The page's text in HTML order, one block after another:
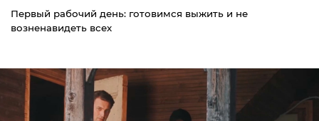
Первый рабочий день: готовимся выжить и не
возненавидеть всех